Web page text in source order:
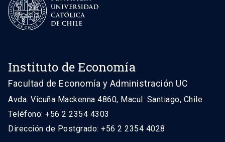
Instituto de Economía
Facultad de Economía y Administración UC
Avda. Vicuña Mackenna 4860, Macul. Santiago, Chile
Teléfono: +56 2 2354 4303
Dirección de Postgrado: +56 2 2354 4028